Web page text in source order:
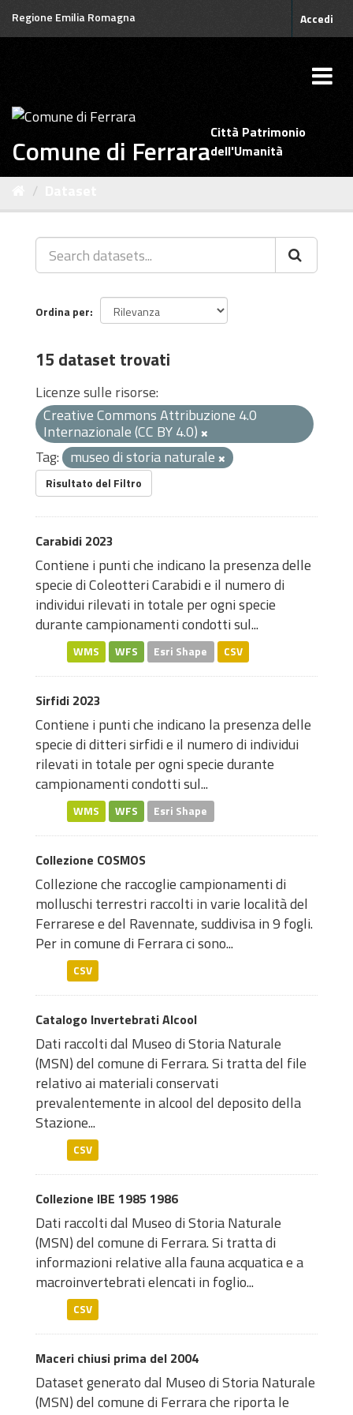
SaltaRegione Emilia Romagna Accedi
Comune di FerraraCittà Patrimonio
dell'Umanità
Ordina per
15 dataset trovati
Licenze sulle risorse:
Creative Commons Attribuzione 4.0
Internazionale (CC BY 4.0)
Tag: museo di storia naturale
Risultato del Filtro
Carabidi 2023
Contiene i punti che indicano la presenza delle
specie di Coleotteri Carabidi e il numero di
individui rilevati in totale per ogni specie
durante campionamenti condotti sul...
WMS WFS Esri Shape CSV
Sirfidi 2023
Contiene i punti che indicano la presenza delle
specie di ditteri sirfidi e il numero di individui
rilevati in totale per ogni specie durante
campionamenti condotti sul...
WMS WFS Esri Shape
Collezione COSMOS
Collezione che raccoglie campionamenti di
molluschi terrestri raccolti in varie località del
Ferrarese e del Ravennate, suddivisa in 9 fogli.
Per in comune di Ferrara ci sono...
CSV
Catalogo Invertebrati Alcool
Dati raccolti dal Museo di Storia Naturale
(MSN) del comune di Ferrara. Si tratta del file
relativo ai materiali conservati
prevalentemente in alcool del deposito della
Stazione...
CSV
Collezione IBE 1985 1986
Dati raccolti dal Museo di Storia Naturale
(MSN) del comune di Ferrara. Si tratta di
informazioni relative alla fauna acquatica e a
macroinvertebrati elencati in foglio...
CSV
Maceri chiusi prima del 2004
Dataset generato dal Museo di Storia Naturale
(MSN) del comune di Ferrara che riporta le